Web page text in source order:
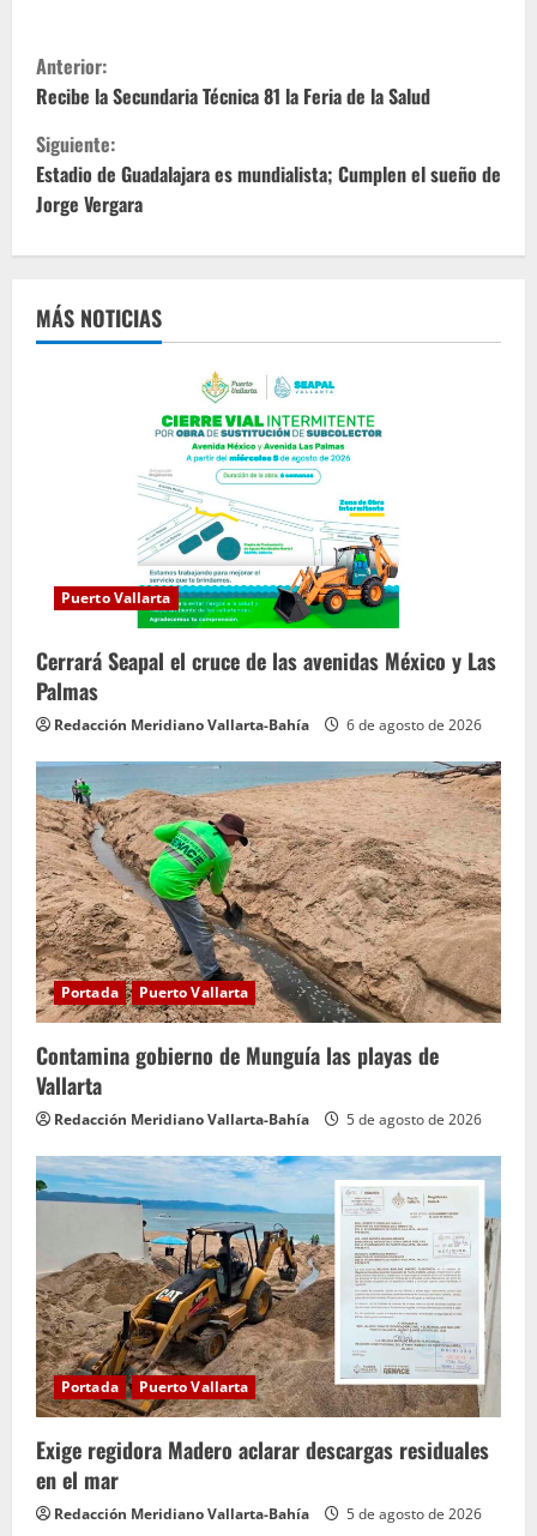
S
i
g
u
e
l
e
Anterior:
Recibe la Secundaria Técnica 81 la Feria de la Salud
Siguiente:
Estadio de Guadalajara es mundialista; Cumplen el sueño de
Jorge Vergara
MÁS NOTICIAS
Puerto Vallarta
Cerrará Seapal el cruce de las avenidas México y Las
Palmas
Redacción Meridiano Vallarta-Bahía 6 de agosto de 2026
Portada Puerto Vallarta
Contamina gobierno de Munguía las playas de
Vallarta
Redacción Meridiano Vallarta-Bahía 5 de agosto de 2026
Portada Puerto Vallarta
Exige regidora Madero aclarar descargas residuales
en el mar
Redacción Meridiano Vallarta-Bahía 5 de agosto de 2026